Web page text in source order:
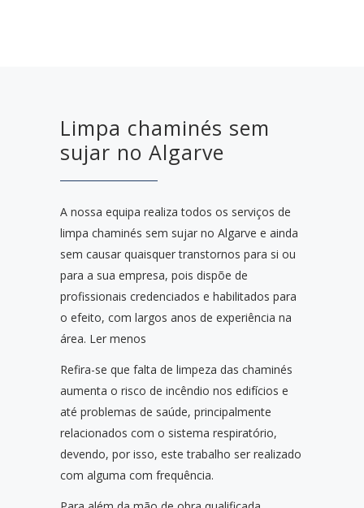
Limpa chaminés sem
sujar no Algarve
A nossa equipa realiza todos os serviços de
limpa chaminés sem sujar no Algarve e ainda
sem causar quaisquer transtornos para si ou
para a sua empresa, pois dispõe de
profissionais credenciados e habilitados para
o efeito, com largos anos de experiência na
área. Ler menos
Refira-se que falta de limpeza das chaminés
aumenta o risco de incêndio nos edifícios e
até problemas de saúde, principalmente
relacionados com o sistema respiratório,
devendo, por isso, este trabalho ser realizado
com alguma com frequência.